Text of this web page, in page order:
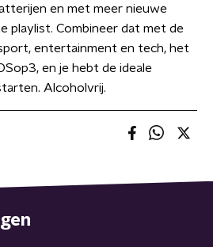
en met meer nieuwe
playlist. Combineer dat met de
entertainment en tech, het
en je hebt de ideale
Alcoholvrij.